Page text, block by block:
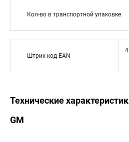
Кол-во в транспортной упаковке
Штрих-код EAN
Технические
GM